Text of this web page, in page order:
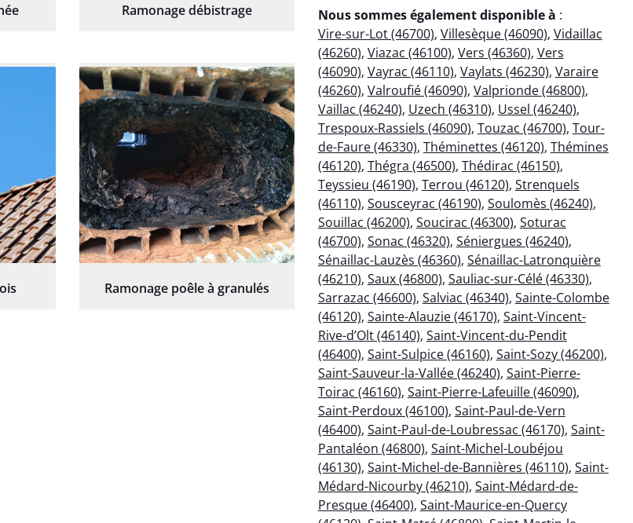
Ramonage débistrage
Ramonage poêle à granulés
Nous sommes également disponible à :
Vire-sur-Lot (46700), Villesèque (46090), Vidaillac
(46260), Viazac (46100), Vers (46360), Vers
(46090), Vayrac (46110), Vaylats (46230), Varaire
(46260), Valroufié (46090), Valprionde (46800),
Vaillac (46240), Uzech (46310), Ussel (46240),
Trespoux-Rassiels (46090), Touzac (46700), Tour-
de-Faure (46330), Théminettes (46120), Thémines
(46120), Thégra (46500), Thédirac (46150),
Teyssieu (46190), Terrou (46120), Strenquels
(46110), Sousceyrac (46190), Soulomès (46240),
Souillac (46200), Soucirac (46300), Soturac
(46700), Sonac (46320), Séniergues (46240),
Sénaillac-Lauzès (46360), Sénaillac-Latronquière
(46210), Saux (46800), Sauliac-sur-Célé (46330),
Sarrazac (46600), Salviac (46340), Sainte-Colombe
(46120), Sainte-Alauzie (46170), Saint-Vincent-
Rive-d’Olt (46140), Saint-Vincent-du-Pendit
(46400), Saint-Sulpice (46160), Saint-Sozy (46200),
Saint-Sauveur-la-Vallée (46240), Saint-Pierre-
Toirac (46160), Saint-Pierre-Lafeuille (46090),
Saint-Perdoux (46100), Saint-Paul-de-Vern
(46400), Saint-Paul-de-Loubressac (46170), Saint-
Pantaléon (46800), Saint-Michel-Loubéjou
(46130), Saint-Michel-de-Bannières (46110), Saint-
Médard-Nicourby (46210), Saint-Médard-de-
Presque (46400), Saint-Maurice-en-Quercy